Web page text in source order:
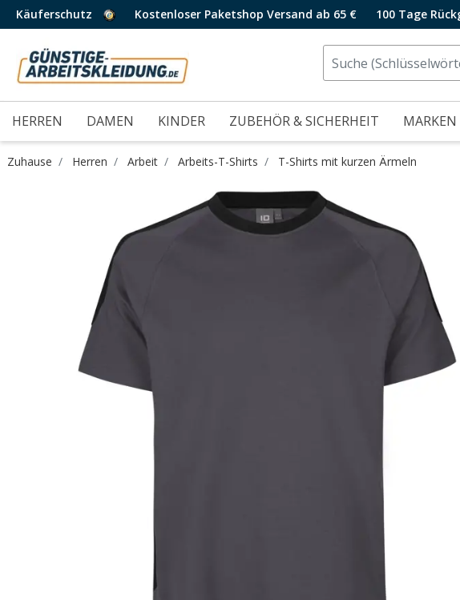
Käuferschutz Kostenloser Paketshop Versand ab 65 € 100 Tage
HERREN DAMEN KINDER ZUBEHÖR & SICHERHEIT MARKEN
Zuhause Herren Arbeit Arbeits-T-Shirts T-Shirts mit kurzen Ärmeln